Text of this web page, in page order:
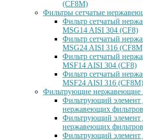
(CF8М)
Фильтры сетчатые
Фильтр сетчатый
MSG14 AISI 304 (CF8)
Фильтр сетчатый
MSG24 AISI 316
Фильтр сетчатый
MSF14 AISI 304 (CF8)
Фильтр сетчатый
MSF24 AISI 316 (CF8M)
Фильтрующие нержавеющие
Фильтрующий элемент
нержавеющих
Фильтрующий элемент
нержавеющих
Фильтрующий элемент